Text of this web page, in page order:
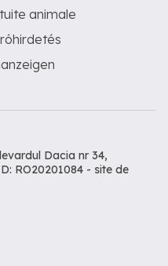
animale
Dacia nr 34,
RO20201084 - site de